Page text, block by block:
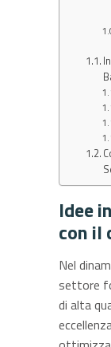
Idee
con il
Nel
settore
di alta